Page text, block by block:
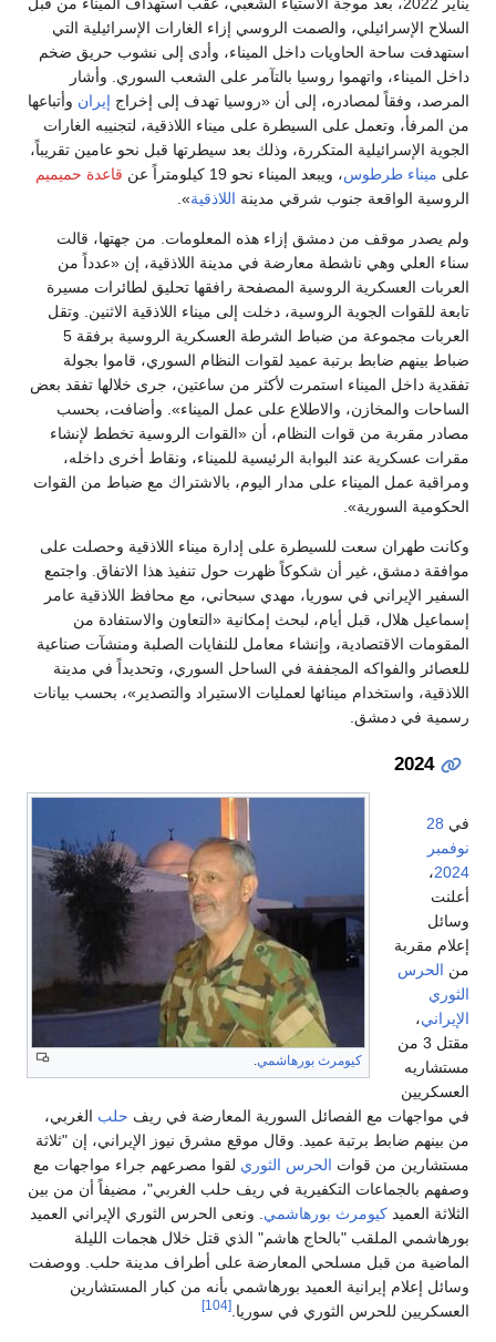
السلاح الإسرائيلي، والصمت الروسي إزاء الغارات الإسرائيلية التي
استهدفت ساحة الحاويات داخل الميناء، وأدى إلى نشوب حريق ضخم
داخل الميناء، واتهموا روسيا بالتآمر على الشعب السوري. وأشار
المرصد، وفقاً لمصادره، إلى أن «روسيا تهدف إلى إخراج إيران وأتباعها
من المرفأ، وتعمل على السيطرة على ميناء اللاذقية، لتجنيبه الغارات
الجوية الإسرائيلية المتكررة، وذلك بعد سيطرتها قبل نحو عامين تقريباً،
على ميناء طرطوس، ويبعد الميناء نحو 19 كيلومتراً عن
قاعدة حميميم
الروسية الواقعة جنوب شرقي مدينة اللاذقية».
ولم يصدر موقف من دمشق إزاء هذه المعلومات. من جهتها، قالت
سناء العلي وهي ناشطة معارضة في مدينة اللاذقية، إن «عدداً من
العربات العسكرية الروسية المصفحة رافقها تحليق لطائرات مسيرة
تابعة للقوات الجوية الروسية، دخلت إلى ميناء اللاذقية الاثنين. وتقل
العربات مجموعة من ضباط الشرطة العسكرية الروسية برفقة 5
ضباط بينهم ضابط برتبة عميد لقوات النظام السوري، قاموا بجولة
تفقدية داخل الميناء استمرت لأكثر من ساعتين، جرى خلالها تفقد بعض
الساحات والمخازن، والاطلاع على عمل الميناء». وأضافت، بحسب
مصادر مقربة من قوات النظام، أن «القوات الروسية تخطط لإنشاء
مقرات عسكرية عند البوابة الرئيسية للميناء، ونقاط أخرى داخله،
ومراقبة عمل الميناء على مدار اليوم، بالاشتراك مع ضباط من القوات
الحكومية السورية».
وكانت طهران سعت للسيطرة على إدارة ميناء اللاذقية وحصلت على
موافقة دمشق، غير أن شكوكاً ظهرت حول تنفيذ هذا الاتفاق. واجتمع
السفير الإيراني في سوريا، مهدي سبحاني، مع محافظ اللاذقية عامر
إسماعيل هلال، قبل أيام، لبحث إمكانية «التعاون والاستفادة من
المقومات الاقتصادية، وإنشاء معامل للنفايات الصلبة ومنشآت صناعية
للعصائر والفواكه المجففة في الساحل السوري، وتحديداً في مدينة
اللاذقية، واستخدام مينائها لعمليات الاستيراد والتصدير»، بحسب بيانات
رسمية في دمشق.
2024
كيومرث بورهاشمي
في 28
نوفمبر
2024،
أعلنت
وسائل
إعلام مقربة
من الحرس
الثوري
الإيراني،
مقتل 3 من
مستشاريه
العسكريين
في مواجهات مع الفصائل السورية المعارضة في ريف حلب الغربي،
من بينهم ضابط برتبة عميد. وقال موقع مشرق نيوز الإيراني، إن "ثلاثة
مستشارين من قوات الحرس الثوري لقوا مصرعهم جراء مواجهات مع
وصفهم بالجماعات التكفيرية في ريف حلب الغربي"، مضيفاً أن من بين
الثلاثة العميد كيومرث بورهاشمي. ونعى الحرس الثوري الإيراني العميد
بورهاشمي الملقب "بالحاج هاشم" الذي قتل خلال هجمات الليلة
الماضية من قبل مسلحي المعارضة على أطراف مدينة حلب. ووصفت
وسائل إعلام إيرانية العميد بورهاشمي بأنه من كبار المستشارين
العسكريين للحرس الثوري في سوريا.[104]